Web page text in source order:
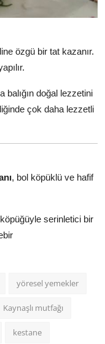
özgü bir tat kazanır.
balığın doğal lezzetini
çok daha lezzetli
, bol köpüklü ve hafif
serinletici bir
yöresel yemekler
Kaynaşlı mutfağı
kestane